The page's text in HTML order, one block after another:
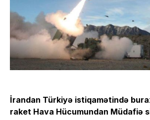
İrandan Türkiyə istiqamətində
raket Hava Hücumundan Müdafiə